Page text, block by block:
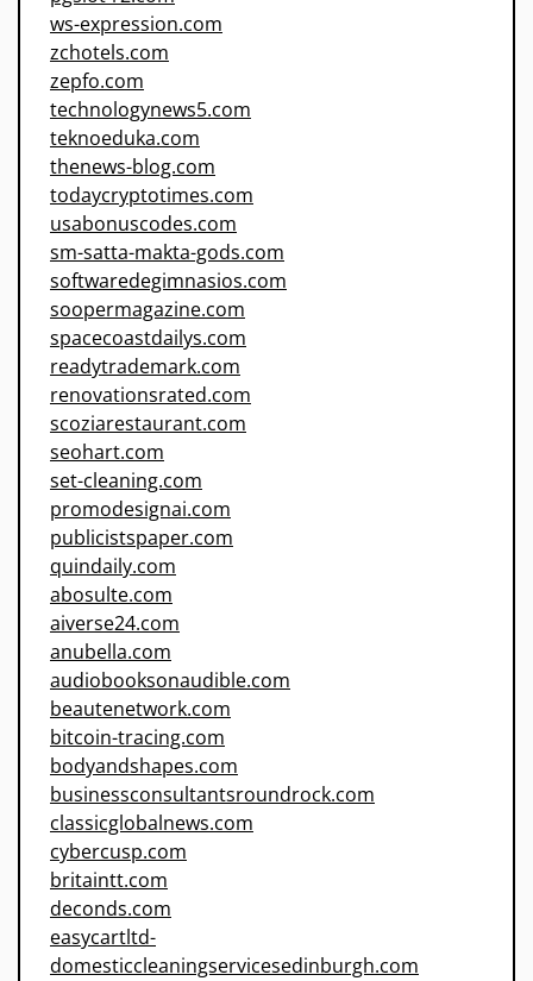
ws-expression.com
zchotels.com
zepfo.com
technologynews5.com
teknoeduka.com
thenews-blog.com
todaycryptotimes.com
usabonuscodes.com
sm-satta-makta-gods.com
softwaredegimnasios.com
soopermagazine.com
spacecoastdailys.com
readytrademark.com
renovationsrated.com
scoziarestaurant.com
seohart.com
set-cleaning.com
promodesignai.com
publicistspaper.com
quindaily.com
abosulte.com
aiverse24.com
anubella.com
audiobooksonaudible.com
beautenetwork.com
bitcoin-tracing.com
bodyandshapes.com
businessconsultantsroundrock.com
classicglobalnews.com
cybercusp.com
britaintt.com
deconds.com
easycartltd-
domesticcleaningservicesedinburgh.com